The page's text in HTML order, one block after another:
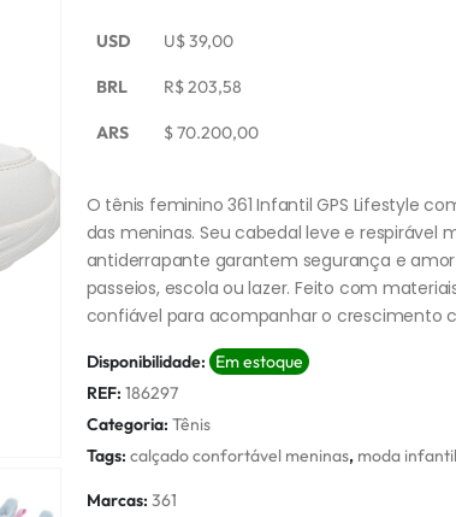
USD U$39,00
BRL R$203,58
ARS $70.200,00
O tênis feminino 361 Infantil GPS Lifestyle
das meninas. Seu cabedal leve e
antiderrapante garantem segurança e
passeios, escola ou lazer. Feito com
confiável para acompanhar o crescimento
Disponibilidade: Em estoque
REF: 186297
Categoria: Tênis
Tags: calçado confortável meninas, moda
Marcas: 361